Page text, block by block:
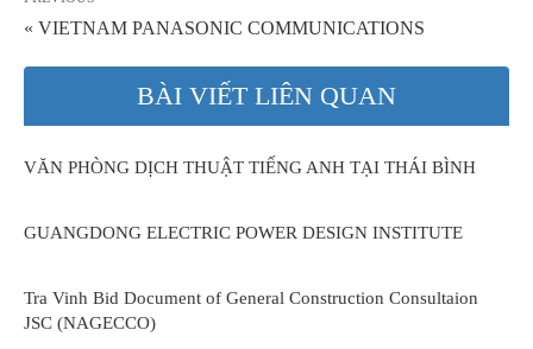
« VIETNAM PANASONIC COMMUNICATIONS
BÀI VIẾT LIÊN QUAN
VĂN PHÒNG DỊCH THUẬT TIẾNG ANH TẠI THÁI BÌNH
GUANGDONG ELECTRIC POWER DESIGN INSTITUTE
Tra Vinh Bid Document of General Construction Consultaion
JSC (NAGECCO)